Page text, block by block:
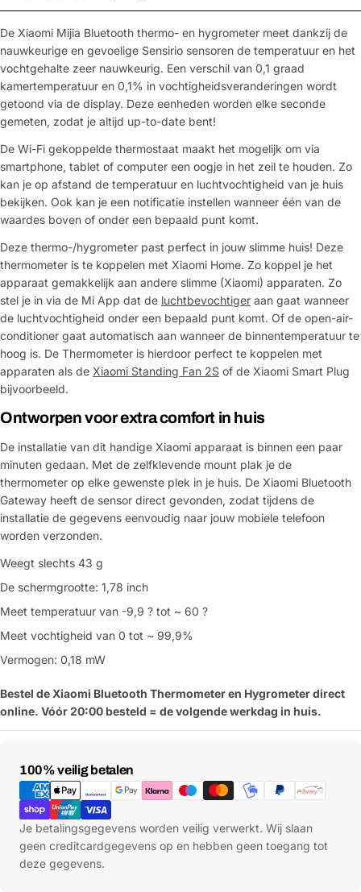
De Xiaomi Mijia Bluetooth thermo- en hygrometer meet dankzij de
nauwkeurige en gevoelige Sensirio sensoren de temperatuur en het
vochtgehalte zeer nauwkeurig. Een verschil van 0,1 graad
kamertemperatuur en 0,1% in vochtigheidsveranderingen wordt
getoond via de display. Deze eenheden worden elke seconde
gemeten, zodat je altijd up-to-date bent!
De Wi-Fi gekoppelde thermostaat maakt het mogelijk om via
smartphone, tablet of computer een oogje in het zeil te houden. Zo
kan je op afstand de temperatuur en luchtvochtigheid van je huis
bekijken. Ook kan je een notificatie instellen wanneer één van de
waardes boven of onder een bepaald punt komt.
Deze thermo-/hygrometer past perfect in jouw slimme huis! Deze
thermometer is te koppelen met Xiaomi Home. Zo koppel je het
apparaat gemakkelijk aan andere slimme (Xiaomi) apparaten. Zo
stel je in via de Mi App dat de luchtbevochtiger aan gaat wanneer
de luchtvochtigheid onder een bepaald punt komt. Of de open-air-
conditioner gaat automatisch aan wanneer de binnentemperatuur te
hoog is. De Thermometer is hierdoor perfect te koppelen met
apparaten als de Xiaomi Standing Fan 2S of de Xiaomi Smart Plug
bijvoorbeeld.
Ontworpen voor extra comfort in huis
De installatie van dit handige Xiaomi apparaat is binnen een paar
minuten gedaan. Met de zelfklevende mount plak je de
thermometer op elke gewenste plek in je huis. De Xiaomi Bluetooth
Gateway heeft de sensor direct gevonden, zodat tijdens de
installatie de gegevens eenvoudig naar jouw mobiele telefoon
worden verzonden.
Weegt slechts 43 g
De schermgrootte: 1,78 inch
Meet temperatuur van -9,9 ? tot ~ 60 ?
Meet vochtigheid van 0 tot ~ 99,9%
Vermogen: 0,18 mW
Bestel de Xiaomi Bluetooth Thermometer en Hygrometer direct
online. Vóór 20:00 besteld = de volgende werkdag in huis.
100% veilig betalen
Betaalmethoden
Je betalingsgegevens worden veilig verwerkt. Wij slaan
geen creditcardgegevens op en hebben geen toegang tot
deze gegevens.